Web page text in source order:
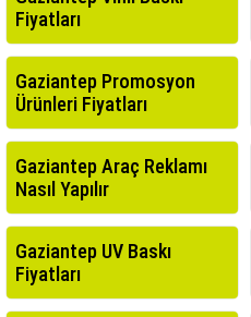
Fiyatları
Gaziantep Promosyon
Ürünleri Fiyatları
Gaziantep Araç Reklamı
Nasıl Yapılır
Gaziantep UV Baskı
Fiyatları